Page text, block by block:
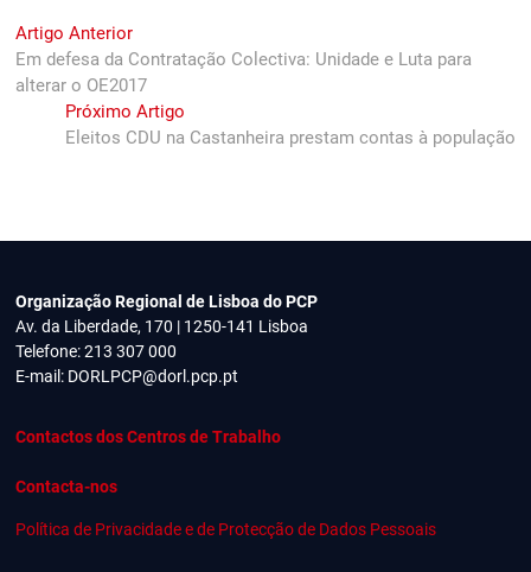
Navegação
de
artigos
Artigo AnteriorPrevious
post:
Em defesa da Contratação Colectiva: Unidade e Luta para
alterar o OE2017
Próximo ArtigoNext
post:
Eleitos CDU na Castanheira prestam contas à população
Organização Regional de Lisboa do PCP
Av. da Liberdade, 170 | 1250-141 Lisboa
Telefone: 213 307 000
E-mail: DORLPCP@dorl.pcp.pt
Contactos dos Centros de Trabalho
Contacta-nos
Política de Privacidade e de Protecção de Dados Pessoais